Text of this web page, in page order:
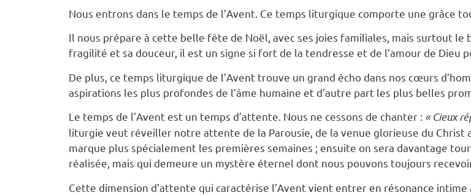
Nous entrons dans le temps de l’Avent. Ce temps liturgique comporte une grâce
Il nous prépare à cette belle fête de Noël, avec ses joies familiales, mais surtout le
fragilité et sa douceur, il est un signe si fort de la tendresse et de l’amour de Dieu
De plus, ce temps liturgique de l’Avent trouve un grand écho dans nos cœurs
aspirations les plus profondes de l’âme humaine et d’autre part les plus belles
Le temps de l’Avent est un temps d’attente. Nous ne cessons de chanter : « Cieux
liturgie veut réveiller notre attente de la Parousie, de la venue glorieuse du Christ
marque plus spécialement les premières semaines ; ensuite on sera davantage
réalisée, mais qui demeure un mystère éternel dont nous pouvons toujours
Cette dimension d’attente qui caractérise l’Avent vient entrer en résonance